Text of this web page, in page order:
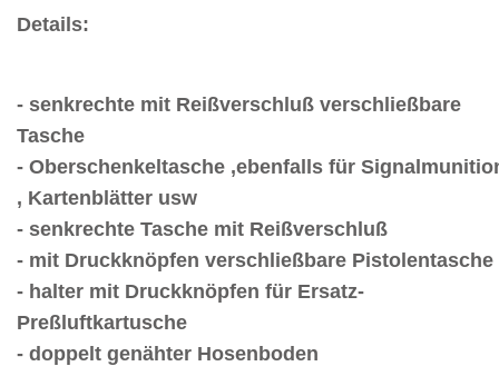
Details:
- senkrechte mit Reißverschluß verschließbare
Tasche
- Oberschenkeltasche ,ebenfalls für
, Kartenblätter usw
- senkrechte Tasche mit Reißverschluß
- mit Druckknöpfen verschließbare Pistolentasche
- halter mit Druckknöpfen für Ersatz-
Preßluftkartusche
- doppelt genähter Hosenboden